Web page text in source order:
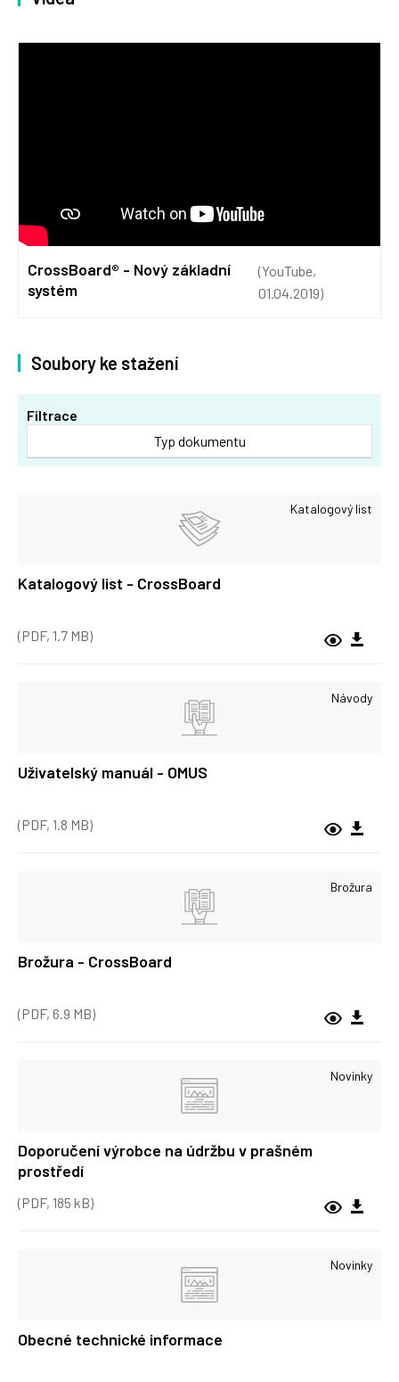
CrossBoard® - Nový základní
systém
(YouTube,
01.04.2019)
Soubory ke stažení
Filtrace
Typ dokumentu
Katalogový list
Katalogový list - CrossBoard
(PDF, 1.7 MB)
Návody
Uživatelský manuál - OMUS
(PDF, 1.8 MB)
Brožura
Brožura - CrossBoard
(PDF, 6.9 MB)
Novinky
Doporučení výrobce na údržbu v prašném
prostředí
(PDF, 185 kB)
Novinky
Obecné technické informace